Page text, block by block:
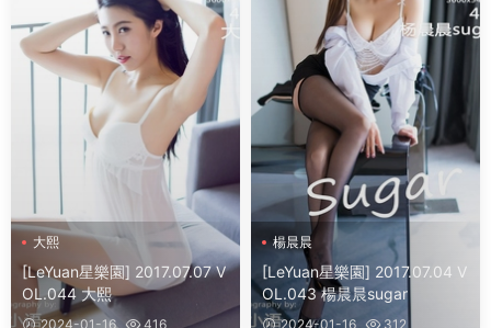
大熙
[LeYuan星樂園] 2017.07.07 V
OL.044 大熙
2024-01-16 416
楊晨晨
[LeYuan星樂園] 2017.07.04 V
OL.043 楊晨晨sugar
2024-01-16 312